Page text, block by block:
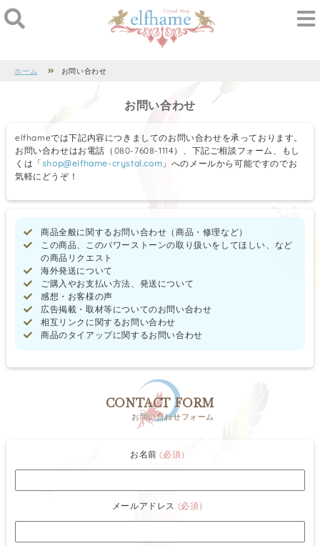
ホーム お問い合わせ
お問い合わせ
elfhameでは下記内容につきましてのお問い合わせを承っております。
お問い合わせはお電話（080-7608-1114）、下記ご相談フォーム、もし
くは「shop@elfhame-crystal.com 」へのメールから可能ですのでお
気軽にどうぞ！
商品全般に関するお問い合わせ（商品・修理など）
この商品、このパワーストーンの取り扱いをしてほしい、など
の商品リクエスト
海外発送について
ご購入やお支払い方法、発送について
感想・お客様の声
広告掲載・取材等についてのお問い合わせ
相互リンクに関するお問い合わせ
商品のタイアップに関するお問い合わせ
CONTACT FORM
お問い合わせフォーム
お名前(必須）
メールアドレス (必須）